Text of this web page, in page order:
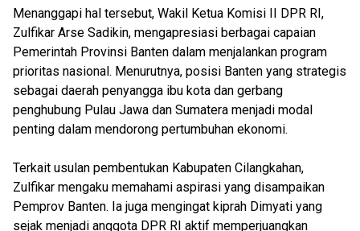
Menanggapi hal tersebut, Wakil Ketua Komisi II DPR RI,
Zulfikar Arse Sadikin, mengapresiasi berbagai capaian
Pemerintah Provinsi Banten dalam menjalankan program
prioritas nasional. Menurutnya, posisi Banten yang strategis
sebagai daerah penyangga ibu kota dan gerbang
penghubung Pulau Jawa dan Sumatera menjadi modal
penting dalam mendorong pertumbuhan ekonomi.
Terkait usulan pembentukan Kabupaten Cilangkahan,
Zulfikar mengaku memahami aspirasi yang disampaikan
Pemprov Banten. Ia juga mengingat kiprah Dimyati yang
sejak menjadi anggota DPR RI aktif memperjuangkan